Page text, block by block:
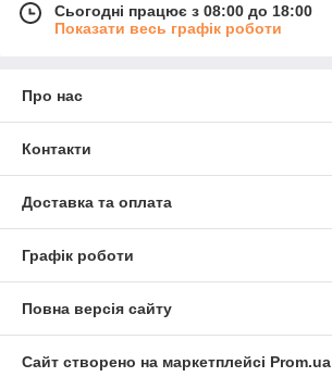
Сьогодні працює з 08:00 до 18:00
Показати весь графік роботи
Про нас
Контакти
Доставка та оплата
Графік роботи
Повна версія сайту
Сайт створено на маркетплейсі Prom.ua